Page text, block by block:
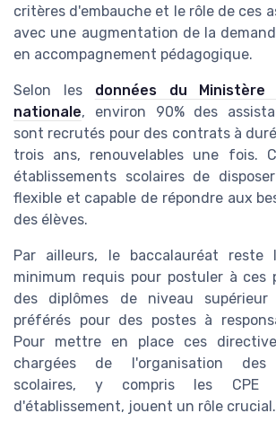
critères d'embauche et le rôle de ces
avec une augmentation de la
en accompagnement pédagogique.
Selon les données du Ministère
nationale, environ 90% des
sont recrutés pour des contrats à
trois ans, renouvelables une fois.
établissements scolaires de
flexible et capable de répondre aux
des élèves.
Par ailleurs, le baccalauréat reste
minimum requis pour postuler à ces
des diplômes de niveau
préférés pour des postes à
Pour mettre en place ces
chargées de l'organisation des
scolaires, y compris les
d'établissement, jouent un rôle crucial.